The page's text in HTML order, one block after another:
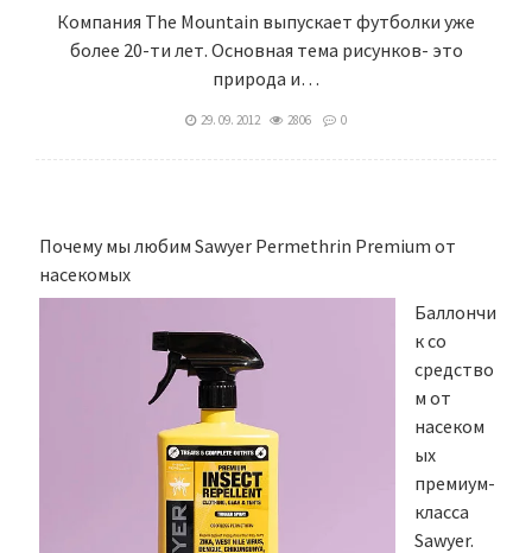
Компания The Mountain выпускает футболки уже
более 20-ти лет. Основная тема рисунков- это
природа и…
29. 09. 2012 2806 0
Почему мы любим Sawyer Permethrin Premium от
насекомых
Баллончи
к со
средство
м от
насеком
ых
премиум-
класса
Sawyer.